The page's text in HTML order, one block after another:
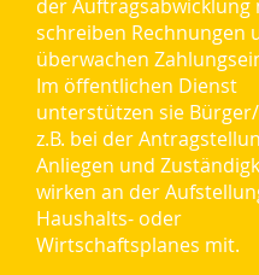
der Auftragsabwicklung
schreiben Rechnungen
überwachen
Im öffentlichen Dienst
unterstützen sie
z.B. bei der
Anliegen und
wirken an der
Haushalts- oder
Wirtschaftsplanes mit.